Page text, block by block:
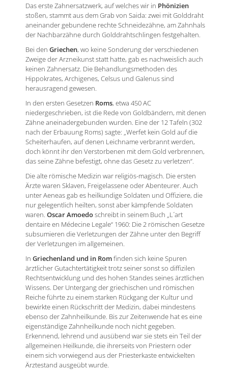
Das erste Zahnersatzwerk, auf welches wir in Phönizien
stoßen, stammt aus dem Grab von Saida: zwei mit Golddraht
aneinander gebundene rechte Schneidezähne, am Zahnhals
der Nachbarzähne durch Golddrahtschlingen festgehalten.
Bei den Griechen, wo keine Sonderung der verschiedenen
Zweige der Arzneikunst statt hatte, gab es nachweislich auch
keinen Zahnersatz. Die Behandlungsmethoden des
Hippokrates, Archigenes, Celsus und Galenus sind
herausragend gewesen.
In den ersten Gesetzen Roms, etwa 450 AC
niedergeschrieben, ist die Rede von Goldbändern, mit denen
Zähne aneinadergebunden wurden. Eine der 12 Tafeln (302
nach der Erbauung Roms) sagte: „Werfet kein Gold auf die
Scheiterhaufen, auf denen Leichname verbrannt werden,
doch könnt ihr den Verstorbenen mit dem Gold verbrennen,
das seine Zähne befestigt, ohne das Gesetz zu verletzen“.
Die alte römische Medizin war religiös-magisch. Die ersten
Ärzte waren Sklaven, Freigelassene oder Abenteurer. Auch
unter Aeneas gab es heilkundige Soldaten und Offiziere, die
nur gelegentlich heilten, sonst aber kämpfende Soldaten
waren. Oscar Amoedoschreibt in seinem Buch „L´art
dentaire en Médecine Legale“ 1960: Die 2 römischen Gesetze
subsumieren die Verletzungen der Zähne unter den Begriff
der Verletzungen im allgemeinen.
In Griechenland und in Romfinden sich keine Spuren
ärztlicher Gutachtertätigkeit trotz seiner sonst so diffizilen
Rechtsentwicklung und des hohen Standes seines ärztlichen
Wissens. Der Untergang der griechischen und römischen
Reiche führte zu einem starken Rückgang der Kultur und
bewirkte einen Rückschritt der Medizin, dabei mindestens
ebenso der Zahnheilkunde. Bis zur Zeitenwende hat es eine
eigenständige Zahnheilkunde noch nicht gegeben.
Erkennend, lehrend und ausübend war sie stets ein Teil der
allgemeinen Heilkunde, die ihrerseits von Priestern oder
einem sich vorwiegend aus der Priesterkaste entwickelten
Ärztestand ausgeübt wurde.